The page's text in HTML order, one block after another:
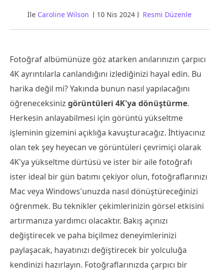
İle Caroline Wilson 10 Nis 2024 Resmi Düzenle
Fotoğraf albümünüze göz atarken anılarınızın çarpıcı
4K ayrıntılarla canlandığını izlediğinizi hayal edin. Bu
harika değil mi? Yakında bunun nasıl yapılacağını
öğreneceksiniz görüntüleri 4K'ya dönüştürme.
Herkesin anlayabilmesi için görüntü yükseltme
işleminin gizemini açıklığa kavuşturacağız. İhtiyacınız
olan tek şey heyecan ve görüntüleri çevrimiçi olarak
4K'ya yükseltme dürtüsü ve ister bir aile fotoğrafı
ister ideal bir gün batımı çekiyor olun, fotoğraflarınızı
Mac veya Windows'unuzda nasıl dönüştüreceğinizi
öğrenmek. Bu teknikler çekimlerinizin görsel etkisini
artırmanıza yardımcı olacaktır. Bakış açınızı
değiştirecek ve paha biçilmez deneyimlerinizi
paylaşacak, hayatınızı değiştirecek bir yolculuğa
kendinizi hazırlayın. Fotoğraflarınızda çarpıcı bir